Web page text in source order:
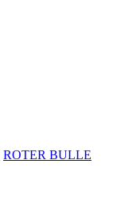
ROTER BULLE